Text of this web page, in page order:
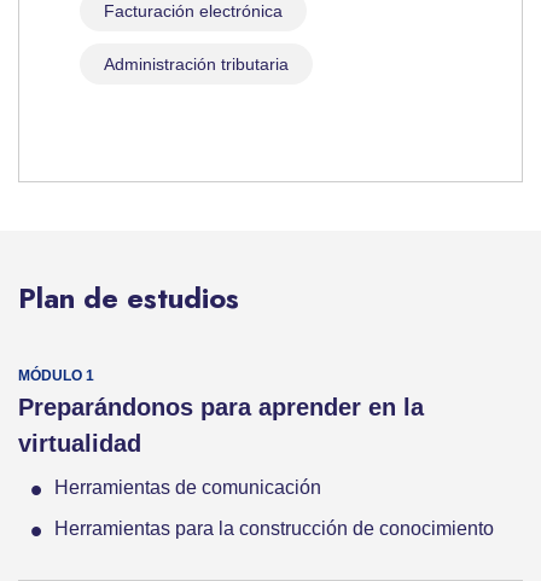
Facturación electrónica
Administración tributaria
Plan de estudios
Preparándonos para aprender en la
virtualidad
Herramientas de comunicación
Herramientas para la construcción de conocimiento